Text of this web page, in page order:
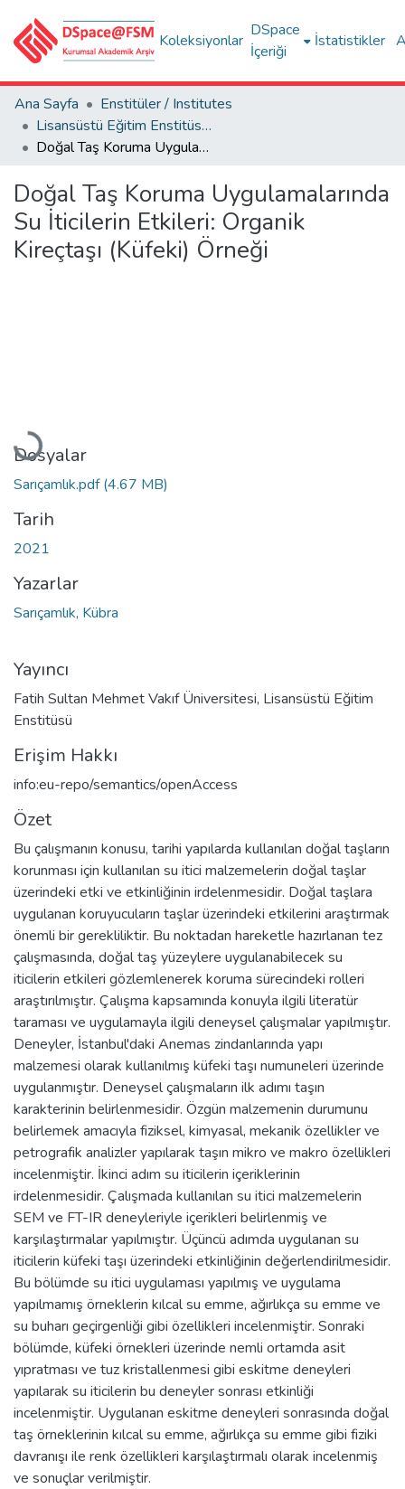
Koleksiyonlar
DSpace
İçeriği
İstatistikler
Ana Sayfa
Enstitüler / Institutes
Lisansüstü Eğitim Enstitüsü Tez Koleksiyonu
Doğal Taş Koruma Uygulamalarında Su İticilerin Etkileri: Organik Kireçtaşı (Küfeki) Örneği
Doğal Taş Koruma Uygulamalarında
Su İticilerin Etkileri: Organik
Kireçtaşı (Küfeki) Örneği
Yükleniyor...
Dosyalar
Sarıçamlık.pdf(4.67 MB)
Tarih
2021
Yazarlar
Sarıçamlık, Kübra
Yayıncı
Fatih Sultan Mehmet Vakıf Üniversitesi, Lisansüstü Eğitim
Enstitüsü
Erişim Hakkı
info:eu-repo/semantics/openAccess
Özet
Bu çalışmanın konusu, tarihi yapılarda kullanılan doğal taşların
korunması için kullanılan su itici malzemelerin doğal taşlar
üzerindeki etki ve etkinliğinin irdelenmesidir. Doğal taşlara
uygulanan koruyucuların taşlar üzerindeki etkilerini araştırmak
önemli bir gerekliliktir. Bu noktadan hareketle hazırlanan tez
çalışmasında, doğal taş yüzeylere uygulanabilecek su
iticilerin etkileri gözlemlenerek koruma sürecindeki rolleri
araştırılmıştır. Çalışma kapsamında konuyla ilgili literatür
taraması ve uygulamayla ilgili deneysel çalışmalar yapılmıştır.
Deneyler, İstanbul'daki Anemas zindanlarında yapı
malzemesi olarak kullanılmış küfeki taşı numuneleri üzerinde
uygulanmıştır. Deneysel çalışmaların ilk adımı taşın
karakterinin belirlenmesidir. Özgün malzemenin durumunu
belirlemek amacıyla fiziksel, kimyasal, mekanik özellikler ve
petrografik analizler yapılarak taşın mikro ve makro özellikleri
incelenmiştir. İkinci adım su iticilerin içeriklerinin
irdelenmesidir. Çalışmada kullanılan su itici malzemelerin
SEM ve FT-IR deneyleriyle içerikleri belirlenmiş ve
karşılaştırmalar yapılmıştır. Üçüncü adımda uygulanan su
iticilerin küfeki taşı üzerindeki etkinliğinin değerlendirilmesidir.
Bu bölümde su itici uygulaması yapılmış ve uygulama
yapılmamış örneklerin kılcal su emme, ağırlıkça su emme ve
su buharı geçirgenliği gibi özellikleri incelenmiştir. Sonraki
bölümde, küfeki örnekleri üzerinde nemli ortamda asit
yıpratması ve tuz kristallenmesi gibi eskitme deneyleri
yapılarak su iticilerin bu deneyler sonrası etkinliği
incelenmiştir. Uygulanan eskitme deneyleri sonrasında doğal
taş örneklerinin kılcal su emme, ağırlıkça su emme gibi fiziki
davranışı ile renk özellikleri karşılaştırmalı olarak incelenmiş
ve sonuçlar verilmiştir.